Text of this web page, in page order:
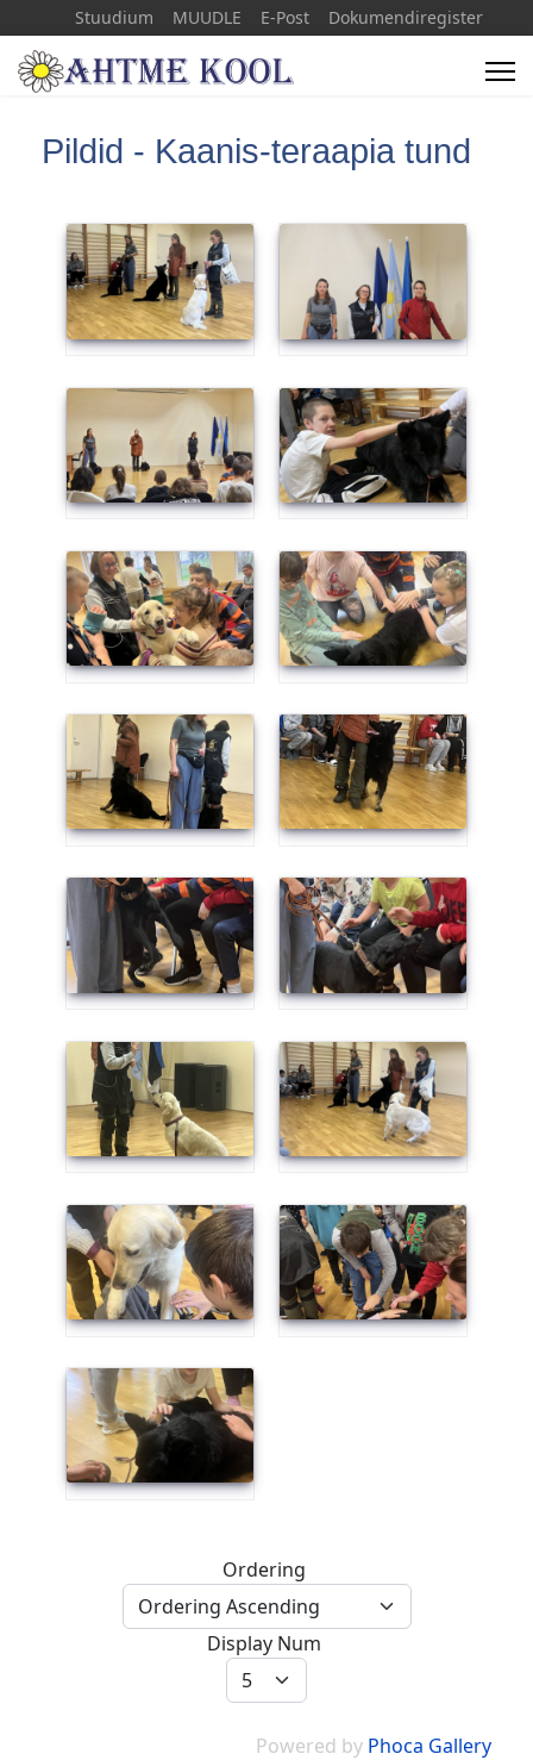
Stuudium MUUDLE E-Post Dokumendiregister
+372 33 66071 info(a)ahtmekool.ee
Pildid - Kaanis-teraapia tund
Ordering
Display Num
Powered by Phoca Gallery